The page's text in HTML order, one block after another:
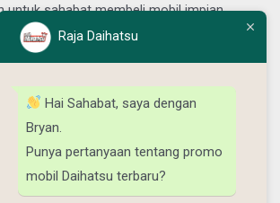
untuk sahabat membeli mobil impian.
Facebook
Instagram
TikTokYouTube
Raja Daihatsu
Hai Sahabat, saya dengan
Bryan.
Punya pertanyaan tentang promo
mobil Daihatsu terbaru?